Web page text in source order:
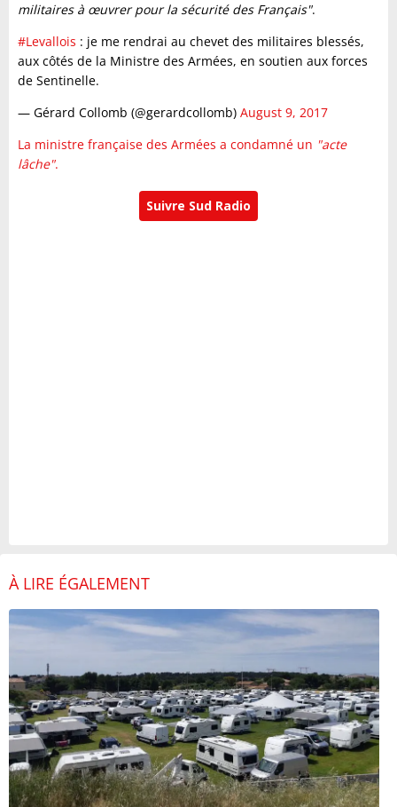
militaires à œuvrer pour la sécurité des Français".
#Levallois : je me rendrai au chevet des militaires blessés,
aux côtés de la Ministre des Armées, en soutien aux forces
de Sentinelle.
— Gérard Collomb (@gerardcollomb) August 9, 2017
La ministre française des Armées a condamné un "acte
lâche".
Suivre Sud Radio
À LIRE ÉGALEMENT